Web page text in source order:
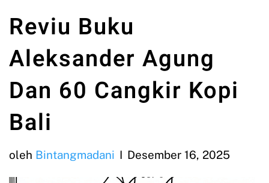
Reviu Buku
Aleksander Agung
Dan 60 Cangkir Kopi
Bali
oleh Bintangmadani Desember 16, 2025